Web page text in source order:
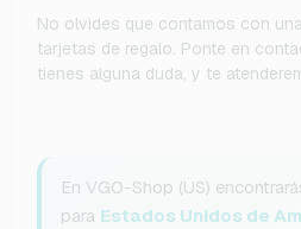
No olvides que contamos con
tarjetas de regalo. Ponte en
tienes alguna duda, y te
En VGO-Shop (US)
para Estados Unidos de